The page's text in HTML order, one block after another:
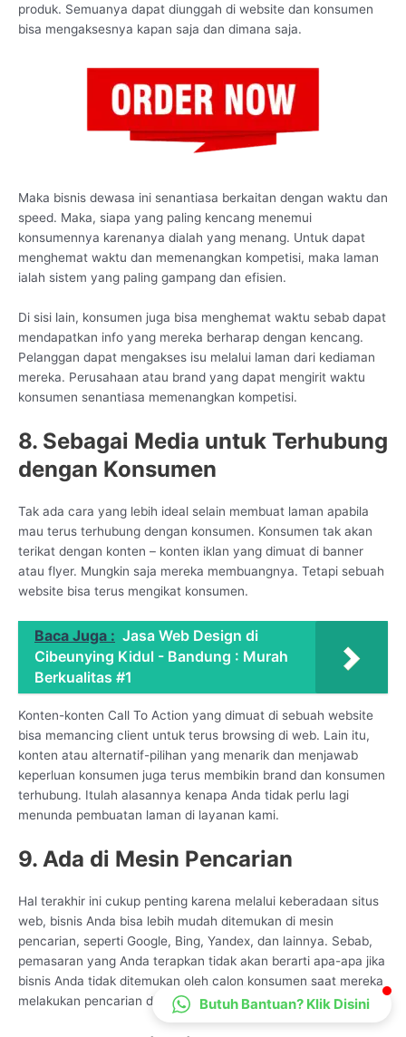
produk. Semuanya dapat diunggah di website dan konsumen
bisa mengaksesnya kapan saja dan dimana saja.
Maka bisnis dewasa ini senantiasa berkaitan dengan waktu dan
speed. Maka, siapa yang paling kencang menemui
konsumennya karenanya dialah yang menang. Untuk dapat
menghemat waktu dan memenangkan kompetisi, maka laman
ialah sistem yang paling gampang dan efisien.
Di sisi lain, konsumen juga bisa menghemat waktu sebab dapat
mendapatkan info yang mereka berharap dengan kencang.
Pelanggan dapat mengakses isu melalui laman dari kediaman
mereka. Perusahaan atau brand yang dapat mengirit waktu
konsumen senantiasa memenangkan kompetisi.
8. Sebagai Media untuk Terhubung
dengan Konsumen
Tak ada cara yang lebih ideal selain membuat laman apabila
mau terus terhubung dengan konsumen. Konsumen tak akan
terikat dengan konten – konten iklan yang dimuat di banner
atau flyer. Mungkin saja mereka membuangnya. Tetapi sebuah
website bisa terus mengikat konsumen.
Baca Juga : Jasa Web Design di
Cibeunying Kidul - Bandung : Murah
Berkualitas #1
Konten-konten Call To Action yang dimuat di sebuah website
bisa memancing client untuk terus browsing di web. Lain itu,
konten atau alternatif-pilihan yang menarik dan menjawab
keperluan konsumen juga terus membikin brand dan konsumen
terhubung. Itulah alasannya kenapa Anda tidak perlu lagi
menunda pembuatan laman di layanan kami.
9. Ada di Mesin Pencarian
Hal terakhir ini cukup penting karena melalui keberadaan situs
web, bisnis Anda bisa lebih mudah ditemukan di mesin
pencarian, seperti Google, Bing, Yandex, dan lainnya. Sebab,
pemasaran yang Anda terapkan tidak akan berarti apa-apa jika
bisnis Anda tidak ditemukan oleh calon konsumen saat mereka
melakukan pencarian di mesin pencarian.
CS Lenteraweb
Butuh Bantuan? Klik Disini